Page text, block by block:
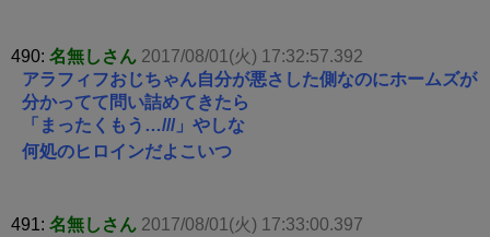
490: 名無しさん 2017/08/01(火) 17:32:57.392
アラフィフおじちゃん自分が悪さした側なのにホームズが
分かってて問い詰めてきたら
「まったくもう…///」やしな
何処のヒロインだよこいつ
491: 名無しさん 2017/08/01(火) 17:33:00.397